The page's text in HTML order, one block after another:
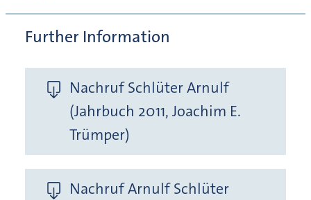
Further Information
Nachruf Schlüter Arnulf
(Jahrbuch 2011, Joachim E.
Trümper)
Nachruf Arnulf Schlüter